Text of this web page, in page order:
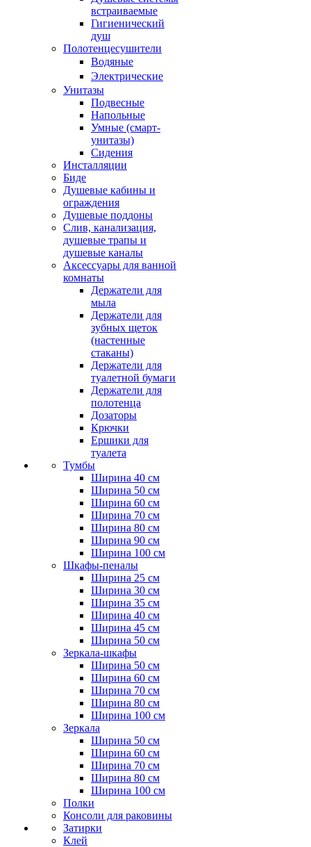
встраиваемые
Гигиенический
душ
Полотенцесушители
ㅤВодяные
ㅤЭлектрические
Унитазы
Подвесные
Напольные
Умные (смарт-
унитазы)
Сидения
Инсталляции
Биде
Душевые кабины и
ограждения
Душевые поддоны
Слив, канализация,
душевые трапы и
душевые каналы
Аксессуары для ванной
комнаты
Держатели для
мыла
Держатели для
зубных щеток
(настенные
стаканы)
Держатели для
туалетной бумаги
Держатели для
полотенца
Дозаторы
Крючки
Ершики для
туалета
Тумбы
Ширина 40 см
Ширина 50 см
Ширина 60 см
Ширина 70 см
Ширина 80 см
Ширина 90 см
Ширина 100 см
Шкафы-пеналы
Ширина 25 см
Ширина 30 см
Ширина 35 см
Ширина 40 см
Ширина 45 см
Ширина 50 см
Зеркала-шкафы
Ширина 50 см
Ширина 60 см
Ширина 70 см
Ширина 80 см
Ширина 100 см
Зеркала
Ширина 50 см
Ширина 60 см
Ширина 70 см
Ширина 80 см
Ширина 100 см
Полки
Консоли для раковины
Затирки
Клей